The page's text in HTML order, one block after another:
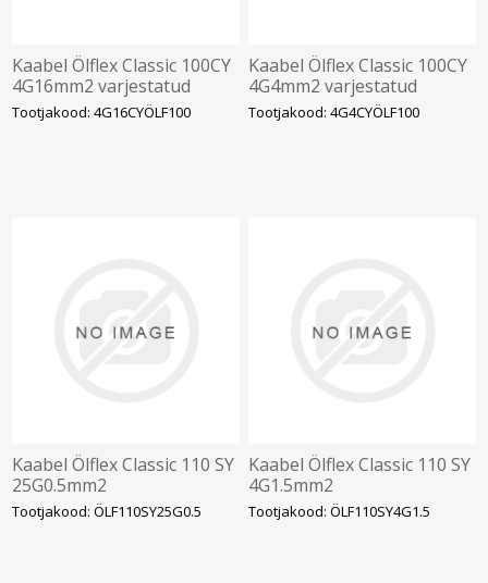
Kaabel Ölflex Classic 100CY
4G16mm2 varjestatud
450/750V kiuline
vär.sooned
Tootjakood: 4G16CYÖLF100
Kaabel Ölflex Classic 100CY
4G4mm2 varjestatud
450/750V kiuline
vär.sooned
Tootjakood: 4G4CYÖLF100
Kaabel Ölflex Classic 110 SY
25G0.5mm2
Tootjakood: ÖLF110SY25G0.5
Kaabel Ölflex Classic 110 SY
4G1.5mm2
Tootjakood: ÖLF110SY4G1.5